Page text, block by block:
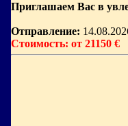
Приглашаем Вас в
Отправление:
Стоимость: от 21150 €